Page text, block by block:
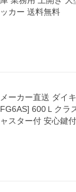
ッカー 送料無料
メーカー直送 ダイ
FG6AS] 600Ｌクラ
ャスター付 安心鍵